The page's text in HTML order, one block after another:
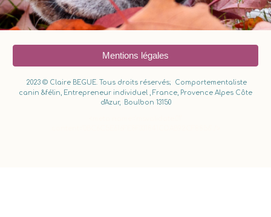
Mentions légales
2023 © Claire BEGUE. Tous droits réservés;
Comportementaliste
canin &félin, Entrepreneur individuel , France, Provence Alpes Côte
d'Azur, Boulbon 13150